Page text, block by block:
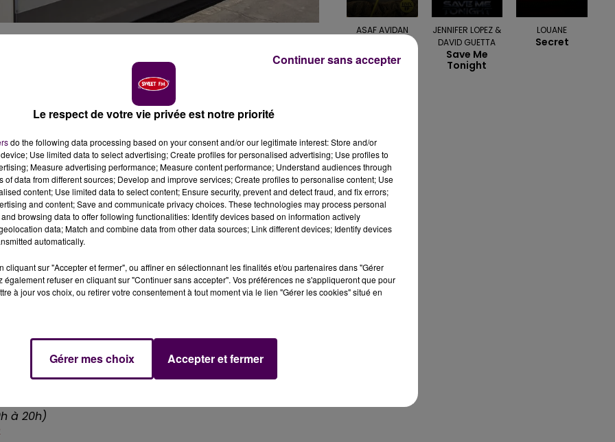
photo : Sweet FM
a percuté une personne, ce lundi 8 septembre, à
heures avant de pouvoir repartir.
vers 18h20, au niveau d'Alizay.Un garçon de 19 ans
- Rouen - Le Havre, à environ un kilomètre de la
à bord de la rame pendant la durée de
de 21h pour les acheminer en gare de Oissel.
alternatif, via Serqueux et Gisors, où un acte de
du trafic entre Oissel et Val-de-Reuil. Celle-ci est
sens.SNCF Nomad ajoute"qu'un numéro vert
les voyageurs concernés"par cet accident. Il s'agit
vert d’assistance psychologique est mis à
à 20h)
ASAF AVIDAN
Song
JENNIFER LOPEZ &
DAVID GUETTA
Save Me
Tonight
LOUANE
Secret
Le respect de votre vie privée est notre priorité
do the following data processing based on your consent and/or our legitimate interest: Store and/or
Use limited data to select advertising; Create profiles for personalised advertising; Use profiles to
Measure advertising performance; Measure content performance; Understand audiences through
of data from different sources; Develop and improve services; Create profiles to personalise content; Use
content; Use limited data to select content; Ensure security, prevent and detect fraud, and fix errors;
and content; Save and communicate privacy choices. These technologies may process personal
browsing data to offer following functionalities: Identify devices based on information actively
data; Match and combine data from other data sources; Link different devices; Identify devices
automatically.
cliquant sur "Accepter et fermer", ou affiner en sélectionnant les finalités et/ou partenaires dans "Gérer
également refuser en cliquant sur "Continuer sans accepter". Vos préférences ne s'appliqueront que pour
à jour vos choix, ou retirer votre consentement à tout moment via le lien "Gérer les cookies" situé en
Gérer mes choix Accepter et fermer
Continuer sans accepter